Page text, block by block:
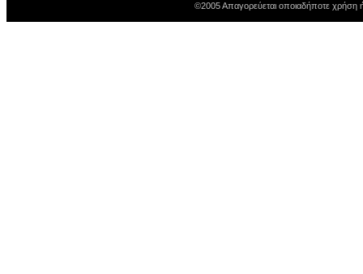
©2005 Απαγορεύεται οποιαδήποτε χρήση